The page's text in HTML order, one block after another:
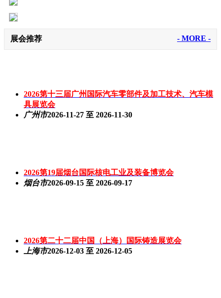
展会推荐 - MORE -
2026第十三届广州国际汽车零部件及加工技术、汽车模
具展览会
广州市2026-11-27 至 2026-11-30
2026第19届烟台国际核电工业及装备博览会
烟台市2026-09-15 至 2026-09-17
2026第二十二届中国（上海）国际铸造展览会
上海市2026-12-03 至 2026-12-05